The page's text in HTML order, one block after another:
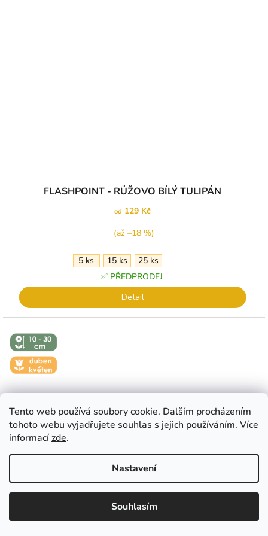
Tento web používá soubory cookie. Dalším procházením
tohoto webu vyjadřujete souhlas s jejich používáním. Více
informacízde.
Nastavení
Souhlasím
FLASHPOINT - RŮŽOVO BÍLÝ TULIPÁN
od 129 Kč
(až –18 %)
5 ks 15 ks
25 ks
✅ PŘEDPRODEJ
Detail
↕️ VÝŠKA 10
- 30 CM
🌼 KVĚT -
DUBEN-
KVĚTEN
CZK
�esko